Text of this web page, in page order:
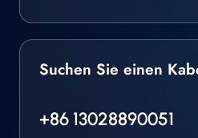
Suchen Sie einen
+86 13028890051